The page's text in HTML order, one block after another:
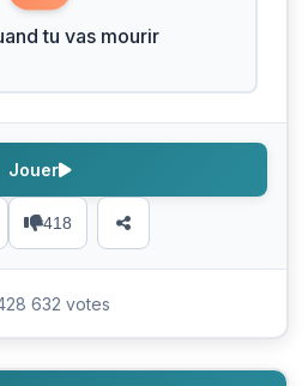
tu vas mourir
418
Jouer
632 votes